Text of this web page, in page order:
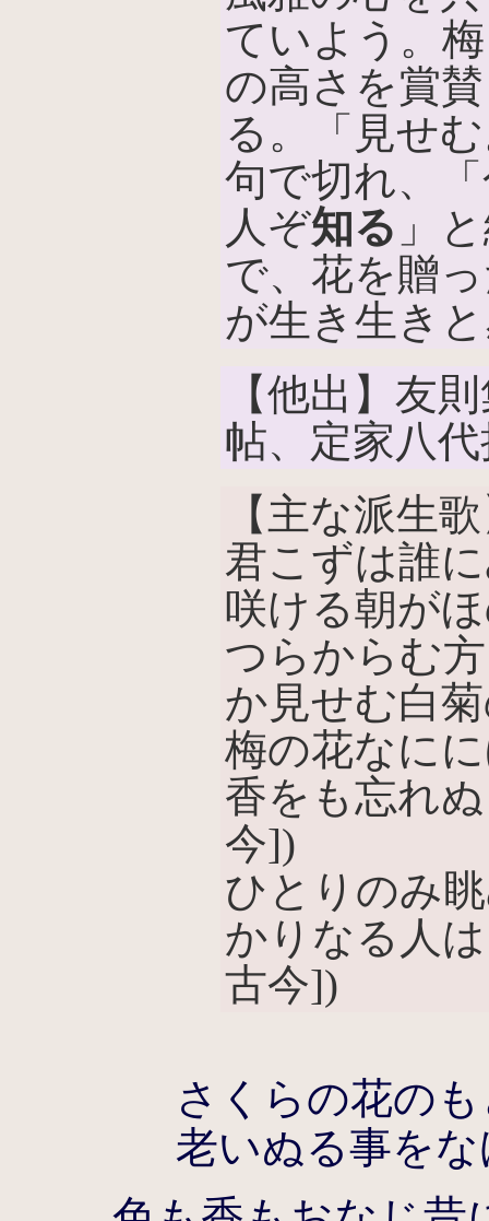
ていよう。
の高さを賞
る。「見せ
句で切れ、
人ぞ知る 」
で、花を贈
が生き生き
【他出】友
帖、定家八
【主な派生
君こずは誰
咲ける朝が
つらからむ
か見せむ白
梅の花なに
香をも忘れ
今])
ひとりのみ
かりなる人
古今])
さくらの花の
老いぬる事を